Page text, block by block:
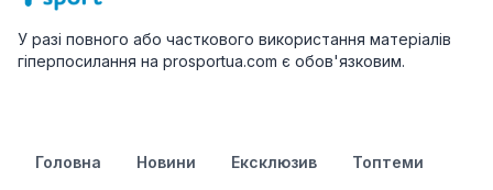
У разі повного або часткового використання матеріалів
гіперпосилання на prosportua.com є обов'язковим.
Головна Новини Ексклюзив Топтеми